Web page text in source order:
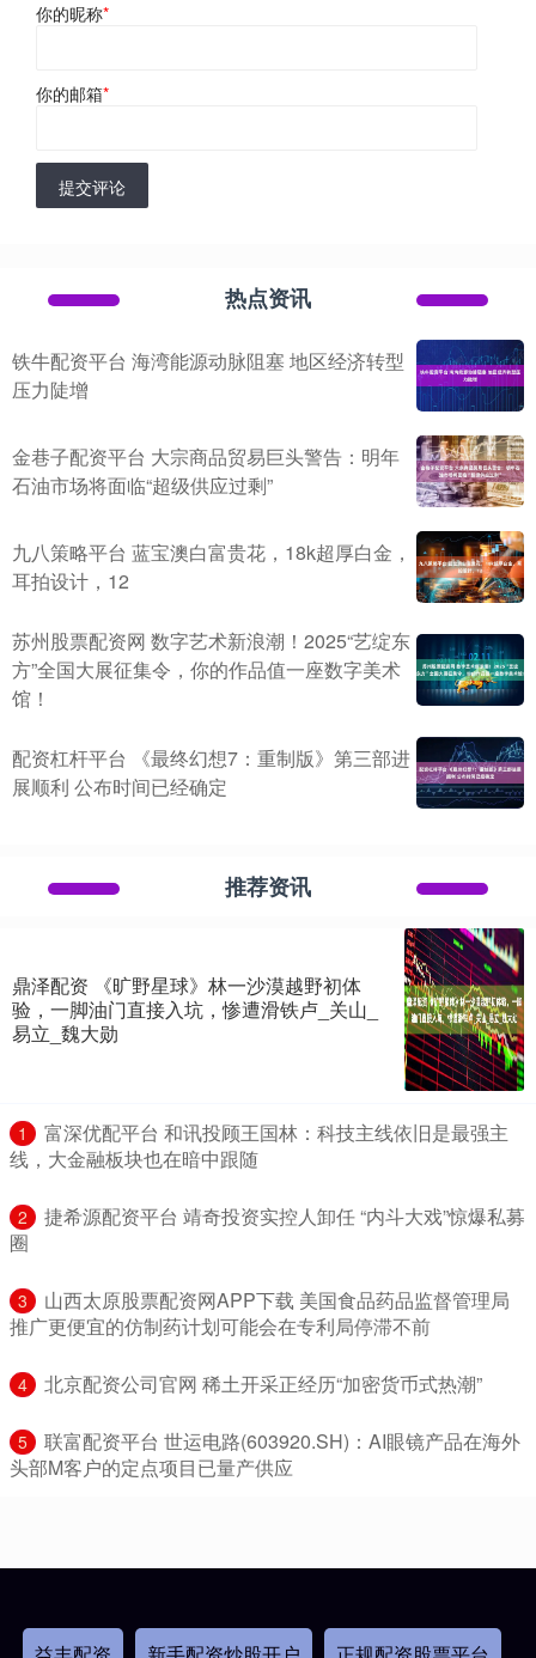
你的昵称*
你的邮箱*
提交评论
热点资讯
铁牛配资平台 海湾能源动脉阻塞 地区经济转型
压力陡增
金巷子配资平台 大宗商品贸易巨头警告：明年
石油市场将面临“超级供应过剩”
九八策略平台 蓝宝澳白富贵花，18k超厚白金，
耳拍设计，12
苏州股票配资网 数字艺术新浪潮！2025“艺绽东
方”全国大展征集令，你的作品值一座数字美术
馆！
配资杠杆平台 《最终幻想7：重制版》第三部进
展顺利 公布时间已经确定
推荐资讯
鼎泽配资 《旷野星球》林一沙漠越野初体
验，一脚油门直接入坑，惨遭滑铁卢_关山_
易立_魏大勋
1
​富深优配平台 和讯投顾王国林：科技主线依旧是最强主
线，大金融板块也在暗中跟随
2
​捷希源配资平台 靖奇投资实控人卸任 “内斗大戏”惊爆私募
圈
3
​山西太原股票配资网APP下载 美国食品药品监督管理局
推广更便宜的仿制药计划可能会在专利局停滞不前
4 ​北京配资公司官网 稀土开采正经历“加密货币式热潮”
5
​联富配资平台 世运电路(603920.SH)：AI眼镜产品在海外
头部M客户的定点项目已量产供应